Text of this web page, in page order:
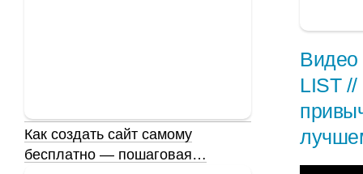
Видео
LIST
Как создать сайт самому
бесплатно — пошаговая…